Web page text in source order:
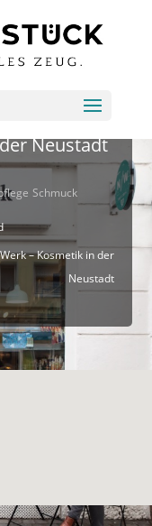
Neustadt
Schmuck
– Kosmetik in der
Neustadt